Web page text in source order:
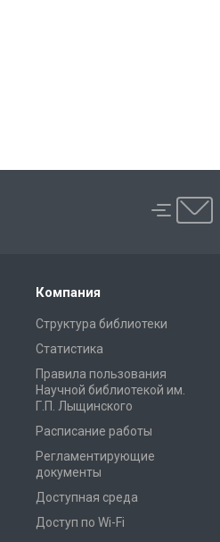
Компания
Структура библиотеки
Статистика
Правила пользования
Научной библиотекой им.
Г.П. Лыщинского
Расписание работы
Регламентирующие
документы
Доступная среда
Доступ по Wi-Fi